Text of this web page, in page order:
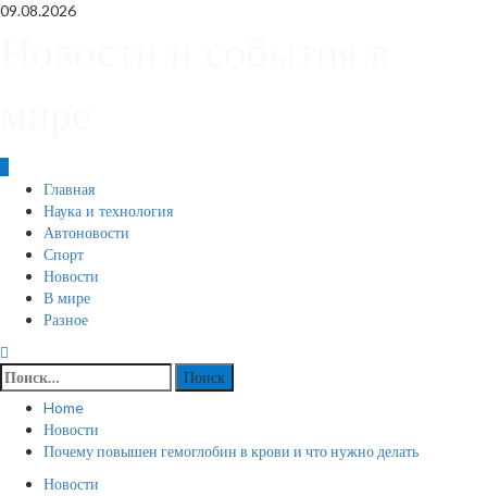
Skip
09.08.2026
Primary
Menu
Главная
Наука и технология
Автоновости
Спорт
Новости
В мире
Разное
Найти:
Home
Новости
Почему повышен гемоглобин в крови и что нужно делать
Новости